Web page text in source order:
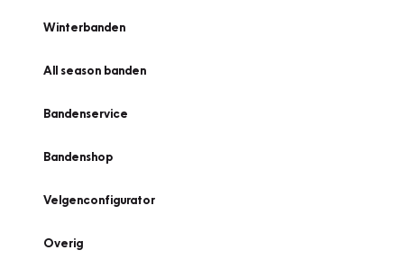
Winterbanden
All season banden
Bandenservice
Bandenshop
Velgenconfigurator
Overig